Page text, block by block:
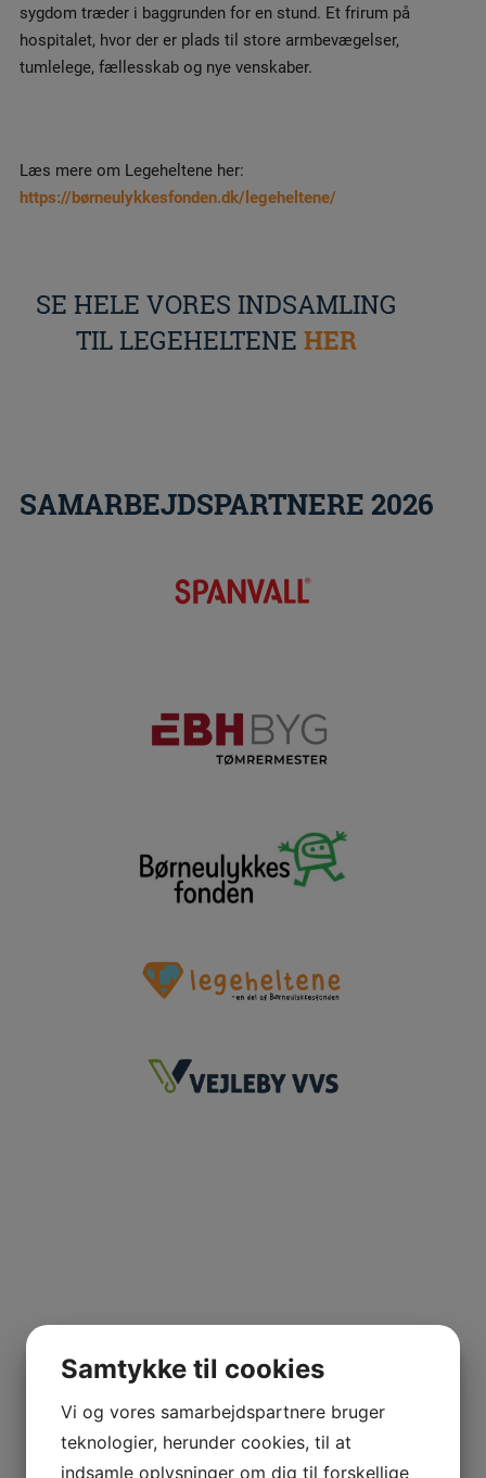
sygdom træder i baggrunden for en stund. Et frirum på
hospitalet, hvor der er plads til store armbevægelser,
tumlelege, fællesskab og nye venskaber.
Læs mere om Legeheltene her:
https://børneulykkesfonden.dk/legeheltene/
SE HELE VORES INDSAMLING
TIL LEGEHELTENE HER
SAMARBEJDSPARTNERE 2026
Samtykke til cookies
Vi og vores samarbejdspartnere bruger
teknologier, herunder cookies, til at
indsamle oplysninger om dig til forskellige